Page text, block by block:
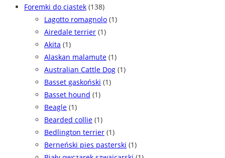
Foremki do ciastek (138)
Lagotto romagnolo (1)
Airedale terrier (1)
Akita (1)
Alaskan malamute (1)
Australian Cattle Dog (1)
Basset gaskoński (1)
Basset hound (1)
Beagle (1)
Bearded collie (1)
Bedlington terrier (1)
Berneński pies pasterski (1)